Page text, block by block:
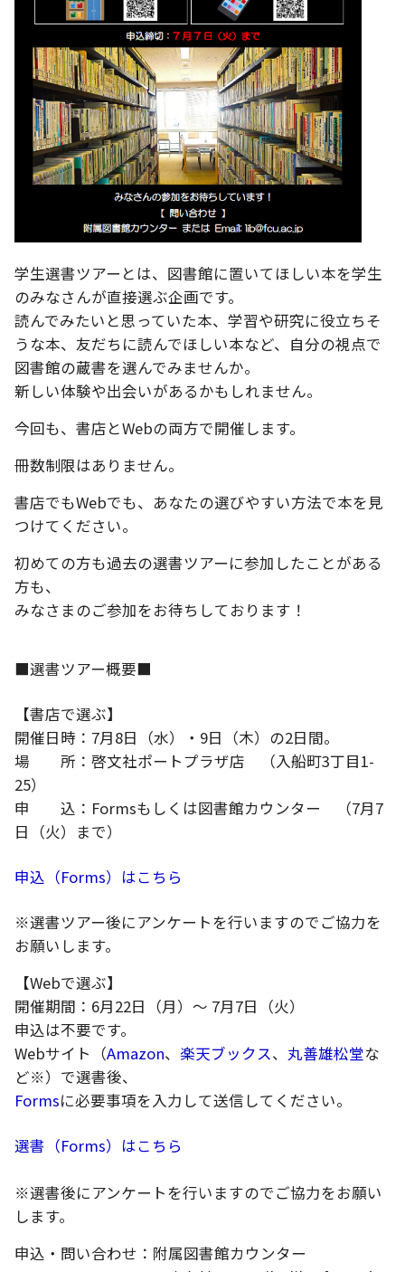
学生選書ツアーとは、図書館に置いてほしい本を学生
のみなさんが直接選ぶ企画です。
読んでみたいと思っていた本、学習や研究に役立ちそ
うな本、友だちに読んでほしい本など、自分の視点で
図書館の蔵書を選んでみませんか。
新しい体験や出会いがあるかもしれません。
今回も、書店とWebの両方で開催します。
冊数制限はありません。
書店でもWebでも、あなたの選びやすい方法で本を見
つけてください。
初めての方も過去の選書ツアーに参加したことがある
方も、
みなさまのご参加をお待ちしております！
■選書ツアー概要■
【書店で選ぶ】
開催日時：7月8日（水）・9日（木）の2日間。
場 所：啓文社ポートプラザ店 （入船町3丁目1-
25）
申 込：Formsもしくは図書館カウンター （7月7
日（火）まで）
申込（Forms）はこちら
※選書ツアー後にアンケートを行いますのでご協力を
お願いします。
【Webで選ぶ】
開催期間：6月22日（月）～ 7月7日（火）
申込は不要です。
Webサイト（Amazon、 楽天ブックス、 丸善雄松堂な
ど※）で選書後、
Formsに必要事項を入力して送信してください。
選書（Forms）はこちら
※選書後にアンケートを行いますのでご協力をお願い
します。
申込・問い合わせ：附属図書館カウンター